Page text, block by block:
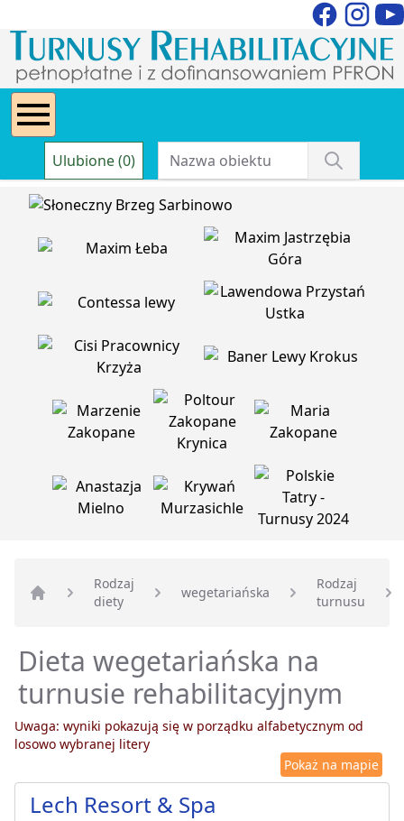
Ulubione (0)
Strona główna
Rodzaj
diety
wegetariańska
Rodzaj
turnusu
Dieta wegetariańska na
turnusie rehabilitacyjnym
Uwaga: wyniki pokazują się w porządku alfabetycznym od
losowo wybranej litery
Pokaż na mapie
Lech Resort & Spa